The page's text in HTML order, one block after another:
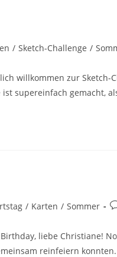
/ Sketch-Challenge /
willkommen zur Sketch-
supereinfach gemacht,
/ Karten / Sommer
liebe Christiane!
reinfeiern